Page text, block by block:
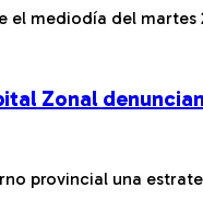
el mediodía del
Zonal
provincial una